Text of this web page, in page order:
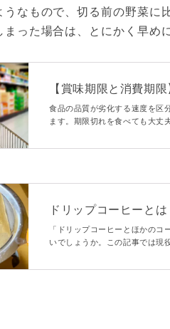
うなもので、切る前の野菜に
った場合は、とにかく早め
【賞味期限と消費期
かりやすく解説！
食品の品質が劣化する速度を区
ます。期限切れを食べても大丈
知って、食べる食品の期限を正
ドリップコーヒーと
から淹れ方まで徹底
「ドリップコーヒーとほかの
いでしょうか。この記事では現
すよ。